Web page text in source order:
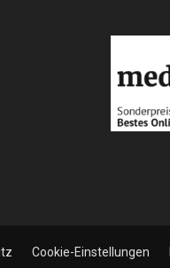
Cookie-Einstellungen